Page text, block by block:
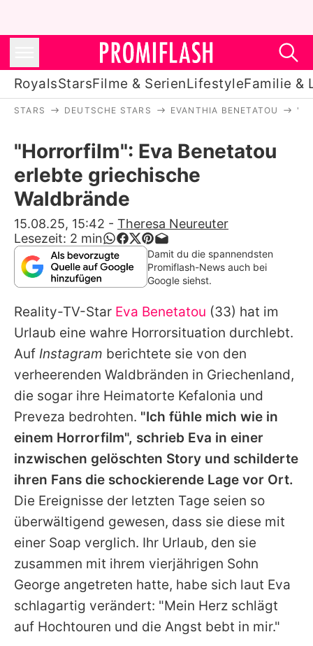
RoyalsStarsFilme & SerienLifestyleFamilie &
Stars
Filme & Serien
Lifestyle
Familie & Liebe
Promiflash Exklusiv
Alle Themen auf Promiflash
Jobs
App runterladen
Team
Redaktionelle Richtlinien
Impressum
Datenschutzerklärung
Nutzungsbedingungen
Utiq verwalten
STARS DEUTSCHE STARS EVANTHIA BENETATOU
"Horrorfilm": Eva Benetatou
erlebte griechische
Waldbrände
15.08.25, 15:42 - Theresa Neureuter
Lesezeit: 2 min
Damit du die spannendsten
Promiflash-News auch bei
Google siehst.
Reality-TV-Star Eva Benetatou (33) hat im
Urlaub eine wahre Horrorsituation durchlebt.
Auf Instagram berichtete sie von den
verheerenden Waldbränden in Griechenland,
die sogar ihre Heimatorte Kefalonia und
Preveza bedrohten. "Ich fühle mich wie in
einem Horrorfilm", schrieb Eva in einer
inzwischen gelöschten Story und schilderte
ihren Fans die schockierende Lage vor Ort.
Die Ereignisse der letzten Tage seien so
überwältigend gewesen, dass sie diese mit
einer Soap verglich. Ihr Urlaub, den sie
zusammen mit ihrem vierjährigen Sohn
George angetreten hatte, habe sich laut Eva
schlagartig verändert: "Mein Herz schlägt
auf Hochtouren und die Angst bebt in mir."